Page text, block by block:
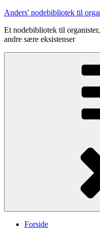
Videre
indhold
Anders' nodebibliotek til
Et nodebibliotek til
andre sære eksistenser
Forside